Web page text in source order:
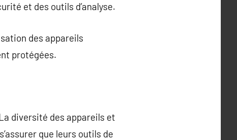
et des outils d’analyse.
des appareils
protégées.
diversité des appareils et
que leurs outils de